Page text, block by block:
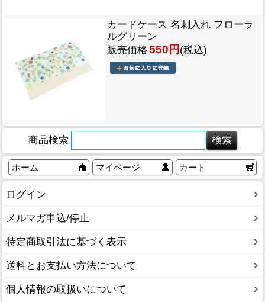
カードケース 名刺入れ フローラ
ルグリーン
販売価格 550円 (税込)
商品検索
ホーム マイページ カート
ログイン
メルマガ申込/停止
特定商取引法に基づく表示
送料とお支払い方法について
個人情報の取扱いについて